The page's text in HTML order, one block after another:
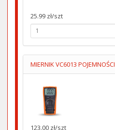
25.99 zł/szt
MIERNIK VC6013
123.00 zł/szt